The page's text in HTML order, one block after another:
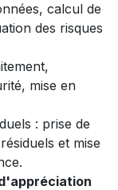
calcul de
des risques
mise en
: prise de
et mise